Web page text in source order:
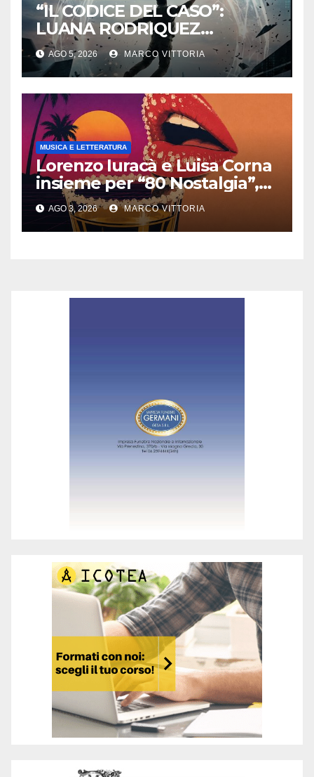
“IL CODICE DEL CASO”:
LUANA RODRIQUEZ
ESORDISCE CON UN
THRILLER SUL CONFINE TRA
DESTINO E MANIPOLAZIONE
AGO 5, 2026 MARCO VITTORIA
MUSICA E LETTERATURA
Lorenzo Iuracà e Luisa Corna
insieme per “80 Nostalgia”,
una canzone sospesa tra
desiderio e memoria
AGO 3, 2026 MARCO VITTORIA